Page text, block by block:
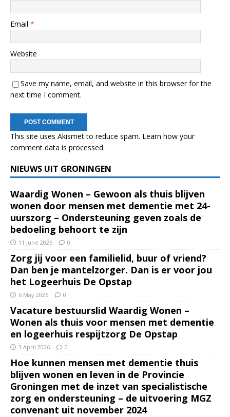
Email *
Website
Save my name, email, and website in this browser for the
next time I comment.
This site uses Akismet to reduce spam. Learn how your
comment data is processed.
NIEUWS UIT GRONINGEN
Waardig Wonen – Gewoon als thuis blijven
wonen door mensen met dementie met 24-
uurszorg – Ondersteuning geven zoals de
bedoeling behoort te zijn
11 June 2026 0
Zorg jij voor een familielid, buur of vriend?
Dan ben je mantelzorger. Dan is er voor jou
het Logeerhuis De Opstap
6 May 2026 0
Vacature bestuurslid Waardig Wonen –
Wonen als thuis voor mensen met dementie
en logeerhuis respijtzorg De Opstap
3 April 2026 0
Hoe kunnen mensen met dementie thuis
blijven wonen en leven in de Provincie
Groningen met de inzet van specialistische
zorg en ondersteuning – de uitvoering MGZ
convenant uit november 2024